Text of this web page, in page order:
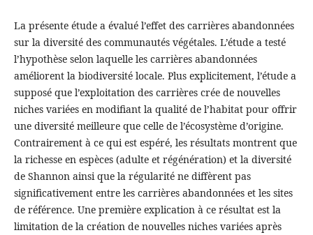
La présente étude a évalué l’effet des carrières abandonnées
sur la diversité des communautés végétales. L’étude a testé
l’hypothèse selon laquelle les carrières abandonnées
améliorent la biodiversité locale. Plus explicitement, l’étude a
supposé que l’exploitation des carrières crée de nouvelles
niches variées en modifiant la qualité de l’habitat pour offrir
une diversité meilleure que celle de l’écosystème d’origine.
Contrairement à ce qui est espéré, les résultats montrent que
la richesse en espèces (adulte et régénération) et la diversité
de Shannon ainsi que la régularité ne diffèrent pas
significativement entre les carrières abandonnées et les sites
de référence. Une première explication à ce résultat est la
limitation de la création de nouvelles niches variées après